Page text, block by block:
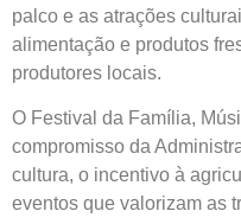
palco e as atrações
alimentação e produtos
produtores locais.
O Festival da Família,
compromisso da
cultura, o incentivo à
eventos que valorizam as